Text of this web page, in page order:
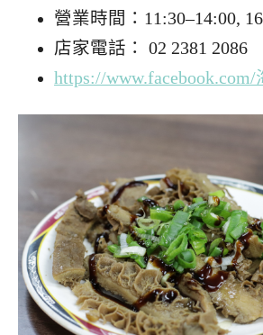
營業時間：11:30–14:00,
店家電話： 02 2381 2086
https://www.facebook.com/